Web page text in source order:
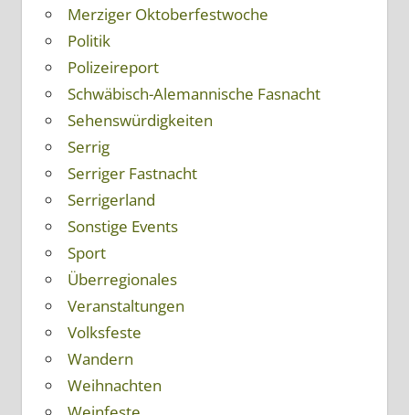
Merziger Oktoberfestwoche
Politik
Polizeireport
Schwäbisch-Alemannische Fasnacht
Sehenswürdigkeiten
Serrig
Serriger Fastnacht
Serrigerland
Sonstige Events
Sport
Überregionales
Veranstaltungen
Volksfeste
Wandern
Weihnachten